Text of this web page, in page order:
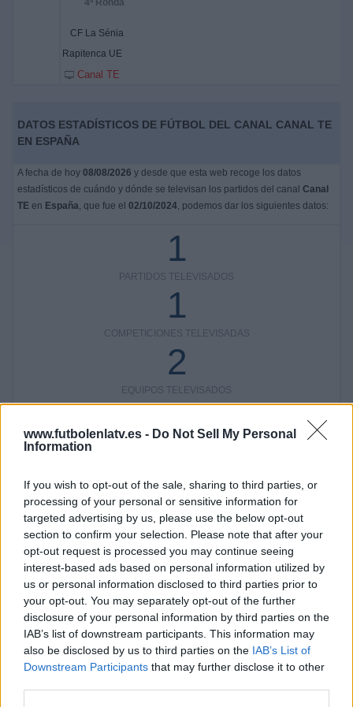
www.futbolenlatv.es - Do Not Sell My Personal
Information
If you wish to opt-out of the sale, sharing to third parties, or
processing of your personal or sensitive information for
targeted advertising by us, please use the below opt-out
section to confirm your selection. Please note that after your
opt-out request is processed you may continue seeing
interest-based ads based on personal information utilized by
us or personal information disclosed to third parties prior to
your opt-out. You may separately opt-out of the further
disclosure of your personal information by third parties on the
IAB’s list of downstream participants. This information may
also be disclosed by us to third parties on the IAB’s List of
Downstream Participants that may further disclose it to other
4ª Ronda
CF La Sénia
Rapitenca UE
Canal TE
DATOS ESTADÍSTICOS DE FÚTBOL DEL CANAL CANAL TE
EN ESPAÑA
A fecha de hoy 08/08/2026 y desde que esta web recoge los datos
estadísticos de cuándo y dónde se televisan los partidos del canal Canal
TE en España, que fue el 02/10/2024, podemos dar los siguientes datos:
1
PARTIDOS TELEVISADOS
1
COMPETICIONES TELEVISADAS
2
EQUIPOS TELEVISADOS
1
CF La Sénia
1 (100%)
Rapitenca UE
1 (100%)
ÚLTIMO PARTIDO
CF La Sénia - Rapitenca UE
02/10/2024 Copa Cataluña
Ranking equipos por nº de partidos Local
CF La Sénia 1 (100%)